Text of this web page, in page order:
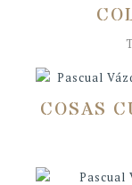
COSAS